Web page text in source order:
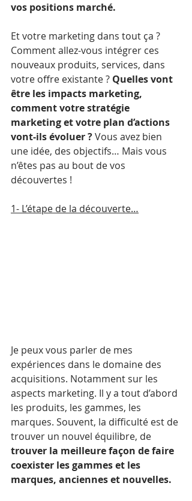
vos positions marché.
Et votre marketing dans tout ça ?
Comment allez-vous intégrer ces
nouveaux produits, services, dans
votre offre existante ? Quelles vont
être les impacts marketing,
comment votre stratégie
marketing et votre plan d’actions
vont-ils évoluer ? Vous avez bien
une idée, des objectifs… Mais vous
n’êtes pas au bout de vos
découvertes !
1- L’étape de la découverte…
Je peux vous parler de mes
expériences dans le domaine des
acquisitions. Notamment sur les
aspects marketing. Il y a tout d’abord
les produits, les gammes, les
marques. Souvent, la difficulté est de
trouver un nouvel équilibre, de
trouver la meilleure façon de faire
coexister les gammes et les
marques, anciennes et nouvelles.